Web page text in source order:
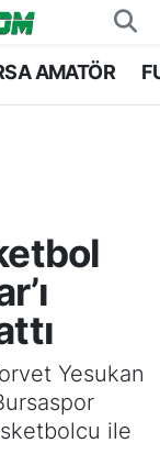
AMATÖR
Yesukan
ile